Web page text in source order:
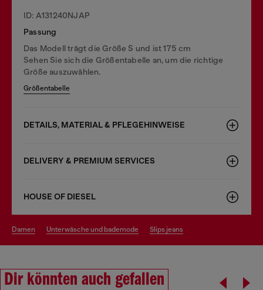
ID: A131240NJAP
Passung
Das Modell trägt die Größe S und ist 175 cm
Sehen Sie sich die Größentabelle an, um die richtige
Größe auszuwählen.
Größentabelle
DETAILS, MATERIAL & PFLEGEHINWEISE
DELIVERY & PREMIUM SERVICES
HOUSE OF DIESEL
damen unterwäsche und bademode slips jeans
Dir könnten auch gefallen